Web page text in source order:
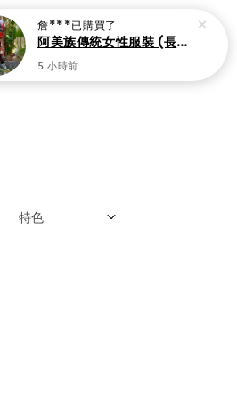
詹***已購買了
阿美族傳統女性服裝 (長裙組)
5 小時前